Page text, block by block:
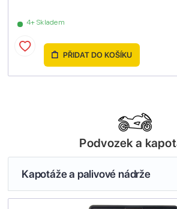
4+ Skladem
PŘIDAT DO KOŠÍKU
Podvozek a
Kapotáže a palivové nádrže